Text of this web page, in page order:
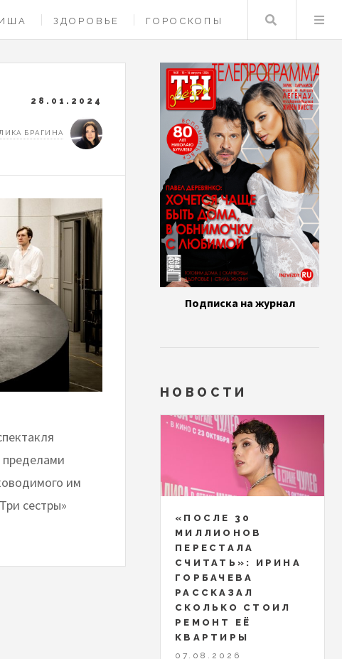
ЗДОРОВЬЕ ГОРОСКОПЫ Поиск
28.01.2024
ЛИКА БРАГИНА
пределами
им
сестры»
Подписка на журнал
НОВОСТИ
«ПОСЛЕ 30
МИЛЛИОНОВ
ПЕРЕСТАЛА
СЧИТАТЬ»: ИРИНА
ГОРБАЧЕВА
РАССКАЗАЛ
СКОЛЬКО СТОИЛ
РЕМОНТ ЕЁ
КВАРТИРЫ
07.08.2026